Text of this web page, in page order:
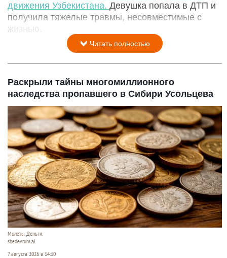
движения Узбекистана. Девушка попала в ДТП и
получила тяжелые травмы, несовместимые с
жизнью.
Читать полностью
Раскрыли тайны многомиллионного
наследства пропавшего в Сибири Усольцева
Монеты. Деньги.
shedevrum.ai
7 августа 2026 в 14:10